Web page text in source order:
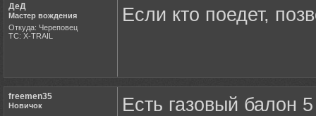
ДеД
Мастер вождения
Откуда: Череповец
ТС: X-TRAIL
Если кто поедет,
freemen35
Новичок
Есть газовый балон